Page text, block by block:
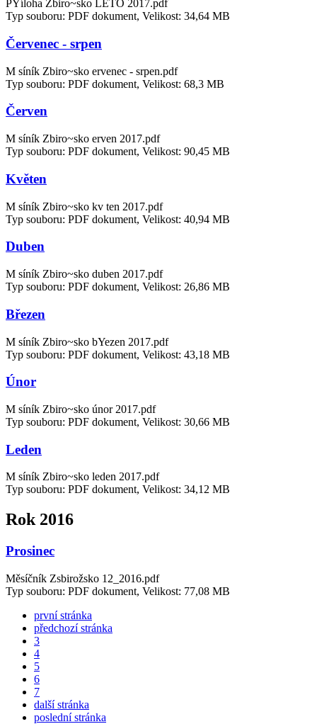
PYíloha Zbiro~sko LÉTO 2017.pdf
Typ souboru: PDF dokument, Velikost: 34,64 MB
Červenec - srpen
M síník Zbiro~sko ervenec - srpen.pdf
Typ souboru: PDF dokument, Velikost: 68,3 MB
Červen
M síník Zbiro~sko erven 2017.pdf
Typ souboru: PDF dokument, Velikost: 90,45 MB
Květen
M síník Zbiro~sko kv ten 2017.pdf
Typ souboru: PDF dokument, Velikost: 40,94 MB
Duben
M síník Zbiro~sko duben 2017.pdf
Typ souboru: PDF dokument, Velikost: 26,86 MB
Březen
M síník Zbiro~sko bYezen 2017.pdf
Typ souboru: PDF dokument, Velikost: 43,18 MB
Únor
M síník Zbiro~sko únor 2017.pdf
Typ souboru: PDF dokument, Velikost: 30,66 MB
Leden
M síník Zbiro~sko leden 2017.pdf
Typ souboru: PDF dokument, Velikost: 34,12 MB
Rok 2016
Prosinec
Měsíčník Zsbirožsko 12_2016.pdf
Typ souboru: PDF dokument, Velikost: 77,08 MB
první stránka
předchozí stránka
3
4
5
6
7
další stránka
poslední stránka